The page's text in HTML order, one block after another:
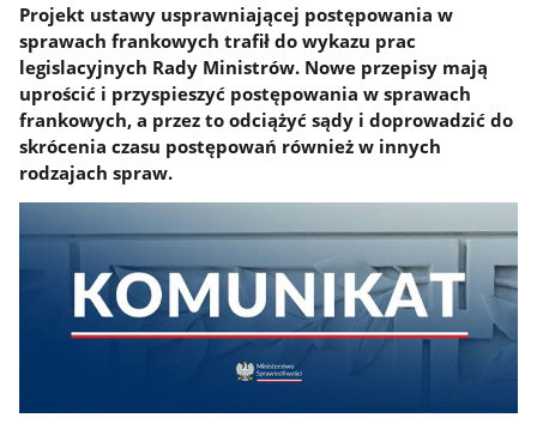
Projekt ustawy usprawniającej postępowania w
sprawach frankowych trafił do wykazu prac
legislacyjnych Rady Ministrów. Nowe przepisy mają
uprościć i przyspieszyć postępowania w sprawach
frankowych, a przez to odciążyć sądy i doprowadzić do
skrócenia czasu postępowań również w innych
rodzajach spraw.